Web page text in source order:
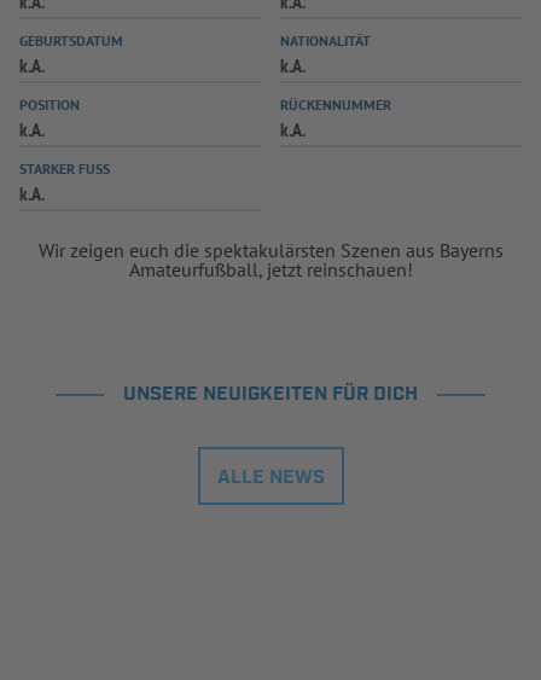
SPIELPLUS
GEBURTSDATUM
k.A.
NATIONALITÄT
k.A.
POSITION
k.A.
RÜCKENNUMMER
k.A.
STARKER FUSS
k.A.
Wir zeigen euch die spektakulärsten Szenen aus Bayerns
Amateurfußball, jetzt reinschauen!
UNSERE NEUIGKEITEN FÜR DICH
ALLE NEWS